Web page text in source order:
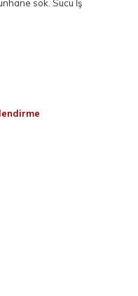
sok. Sucu İş